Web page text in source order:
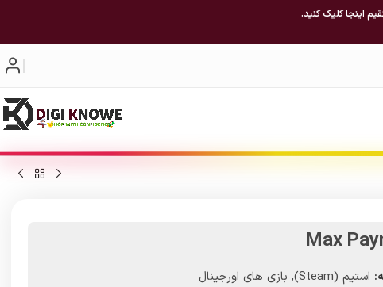
اینجا کلیک کنید.
Max
استیم (Steam) , بازی های اورجینال